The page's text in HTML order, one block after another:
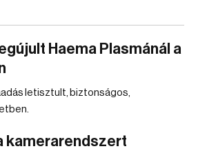
Haema Plasmánál a
letisztult, biztonságos,
kamerarendszert